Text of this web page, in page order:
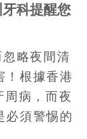
科提醒您
略夜間清
！根據香港
周病，而夜
必須警惕的